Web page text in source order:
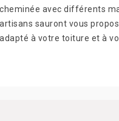
cheminée avec différents
artisans sauront vous
adapté à votre toiture et à